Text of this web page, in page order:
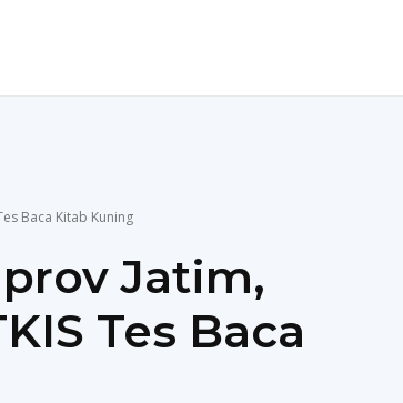
Baca Kitab Kuning
Jatim,
Tes Baca